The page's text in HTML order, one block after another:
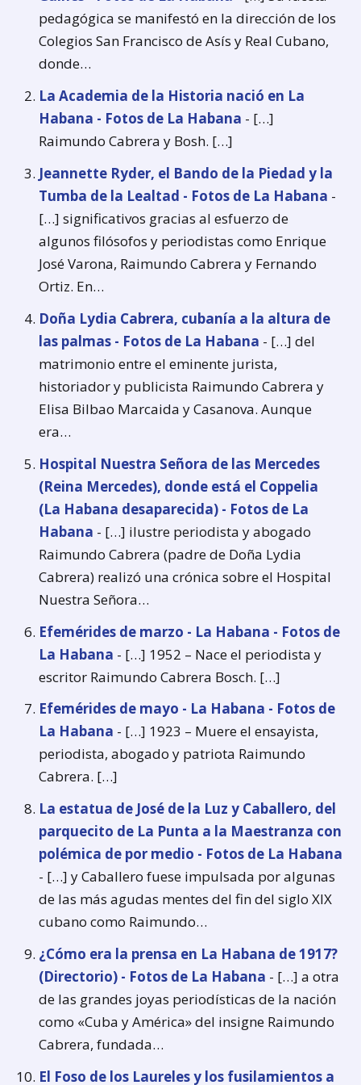
pedagógica se manifestó en la dirección de los
Colegios San Francisco de Asís y Real Cubano,
donde…
La Academia de la Historia nació en La
Habana - Fotos de La Habana - […]
Raimundo Cabrera y Bosh. […]
Jeannette Ryder, el Bando de la Piedad y la
Tumba de la Lealtad - Fotos de La Habana -
[…] significativos gracias al esfuerzo de
algunos filósofos y periodistas como Enrique
José Varona, Raimundo Cabrera y Fernando
Ortiz. En…
Doña Lydia Cabrera, cubanía a la altura de
las palmas - Fotos de La Habana - […] del
matrimonio entre el eminente jurista,
historiador y publicista Raimundo Cabrera y
Elisa Bilbao Marcaida y Casanova. Aunque
era…
Hospital Nuestra Señora de las Mercedes
(Reina Mercedes), donde está el Coppelia
(La Habana desaparecida) - Fotos de La
Habana - […] ilustre periodista y abogado
Raimundo Cabrera (padre de Doña Lydia
Cabrera) realizó una crónica sobre el Hospital
Nuestra Señora…
Efemérides de marzo - La Habana - Fotos de
La Habana - […] 1952 – Nace el periodista y
escritor Raimundo Cabrera Bosch. […]
Efemérides de mayo - La Habana - Fotos de
La Habana - […] 1923 – Muere el ensayista,
periodista, abogado y patriota Raimundo
Cabrera. […]
La estatua de José de la Luz y Caballero, del
parquecito de La Punta a la Maestranza con
polémica de por medio - Fotos de La Habana
- […] y Caballero fuese impulsada por algunas
de las más agudas mentes del fin del siglo XIX
cubano como Raimundo…
¿Cómo era la prensa en La Habana de 1917?
(Directorio) - Fotos de La Habana - […] a otra
de las grandes joyas periodísticas de la nación
como «Cuba y América» del insigne Raimundo
Cabrera, fundada…
El Foso de los Laureles y los fusilamientos a